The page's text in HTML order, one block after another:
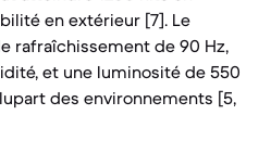
en extérieur [7]. Le
rafraîchissement de 90 Hz,
et une luminosité de 550
des environnements [5,